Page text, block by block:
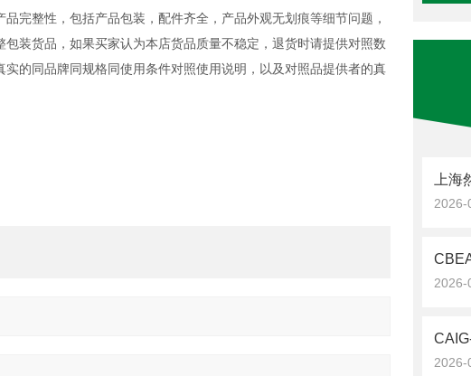
2026-
2026-
2026-
完整性，包括产品包装，配件齐全，产品外观无划痕等细节问题，
装货品，如果买家认为本店货品质量不稳定，退货时请提供对照数
的同品牌同规格同使用条件对照使用说明，以及对照品提供者的真